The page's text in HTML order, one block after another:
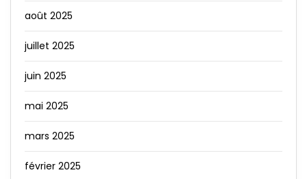
août 2025
juillet 2025
juin 2025
mai 2025
mars 2025
février 2025